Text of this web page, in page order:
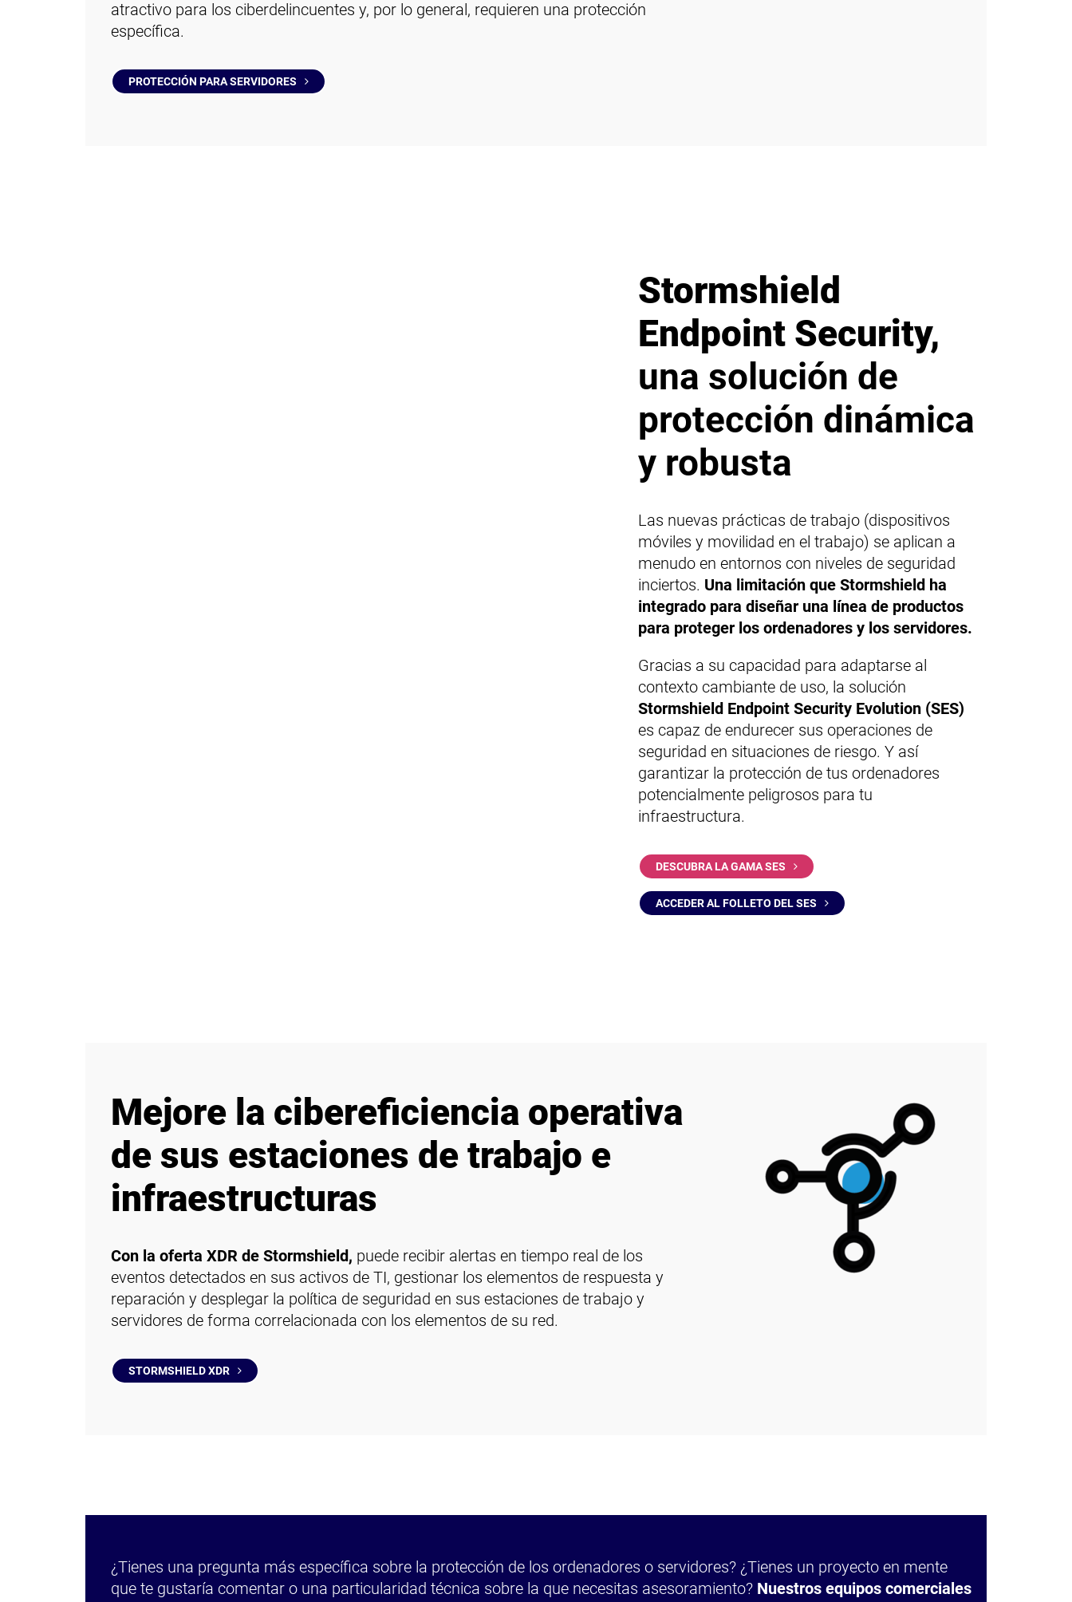
atractivo para los ciberdelincuentes y, por lo general, requieren una protección
específica.
PROTECCIÓN PARA SERVIDORES
Stormshield
Endpoint Security,
una solución de
protección dinámica
y robusta
Las nuevas prácticas de trabajo (dispositivos
móviles y movilidad en el trabajo) se aplican a
menudo en entornos con niveles de seguridad
inciertos. Una limitación que Stormshield ha
integrado para diseñar una línea de productos
para proteger los ordenadores y los servidores.
Gracias a su capacidad para adaptarse al
contexto cambiante de uso, la solución
Stormshield Endpoint Security Evolution (SES)
es capaz de endurecer sus operaciones de
seguridad en situaciones de riesgo. Y así
garantizar la protección de tus ordenadores
potencialmente peligrosos para tu
infraestructura.
DESCUBRA LA GAMA SES
ACCEDER AL FOLLETO DEL SES
Mejore la cibereficiencia operativa
de sus estaciones de trabajo e
infraestructuras
Con la oferta XDR de Stormshield, puede recibir alertas en tiempo real de los
eventos detectados en sus activos de TI, gestionar los elementos de respuesta y
reparación y desplegar la política de seguridad en sus estaciones de trabajo y
servidores de forma correlacionada con los elementos de su red.
STORMSHIELD XDR
¿Tienes una pregunta más específica sobre la protección de los ordenadores o servidores? ¿Tienes un proyecto en mente
que te gustaría comentar o una particularidad técnica sobre la que necesitas asesoramiento? Nuestros equipos comerciales